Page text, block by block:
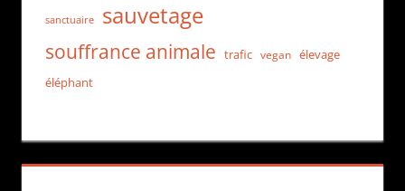
sanctuaire sauvetage
souffrance animale trafic vegan
élevage
éléphant